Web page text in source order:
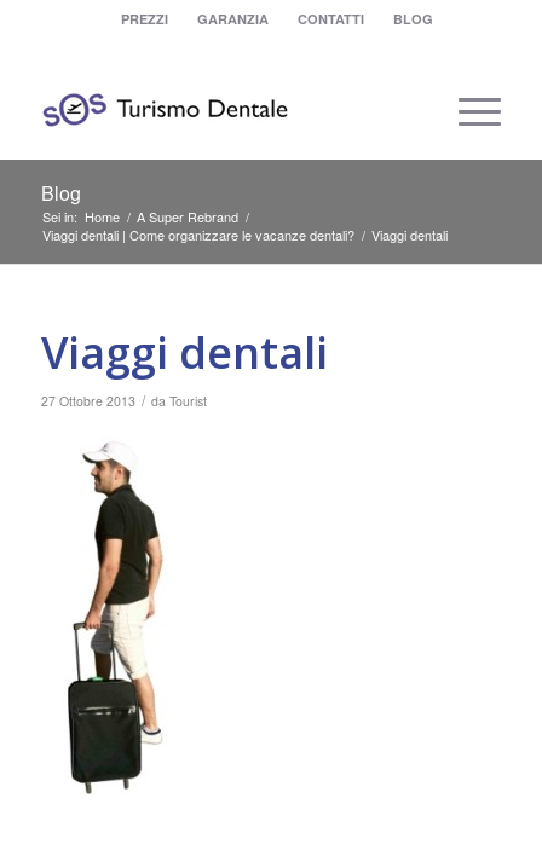
PREZZI GARANZIA CONTATTI BLOG
Blog
Sei in: Home / A Super Rebrand /
Viaggi dentali | Come organizzare le vacanze dentali? / Viaggi dentali
Viaggi dentali
27 Ottobre 2013 / da Tourist